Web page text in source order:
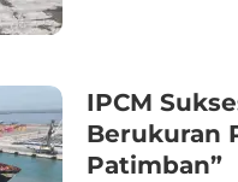
IPCM
Berukuran
Patimban”